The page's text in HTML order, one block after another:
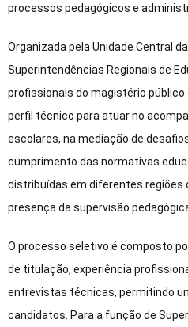
processos pedagógicos e
Organizada pela Unidade Central
Superintendências Regionais de
profissionais do magistério
perfil técnico para atuar no
escolares, na mediação de
cumprimento das normativas
distribuídas em diferentes regiões
presença da supervisão
O processo seletivo é composto
de titulação, experiência
entrevistas técnicas, permitindo
candidatos. Para a função de